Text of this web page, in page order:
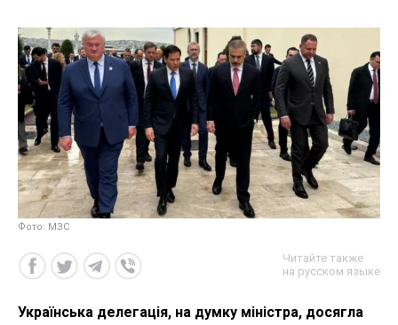
Фото: МЗС
Читайте также
на русском языке
Українська делегація, на думку міністра, досягла